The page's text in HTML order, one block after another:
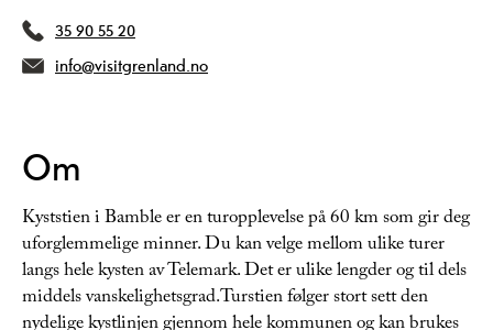
35 90 55 20
info@visitgrenland.no
Om
Kyststien i Bamble er en turopplevelse på 60 km som gir deg
uforglemmelige minner. Du kan velge mellom ulike turer
langs hele kysten av Telemark. Det er ulike lengder og til dels
middels vanskelighetsgrad.Turstien følger stort sett den